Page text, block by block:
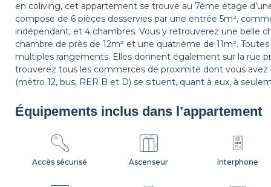
Cintres Table de chevet Lampe de chevet
en coliving, cet appartement se trouve au 7ème étage
compose de 6 pièces desservies par une entrée 5m²,
indépendant, et 4 chambres. Vous y retrouverez une belle
chambre de près de 12m² et une quatrième de 11m².
multiples rangements. Elles donnent également sur la rue
trouverez tous les commerces de proximité dont vous
(métro 12, bus, RER B et D) se situent, quant à eux, à
Équipements inclus dans l’appartement
Accès sécurisé Ascenseur Interphone